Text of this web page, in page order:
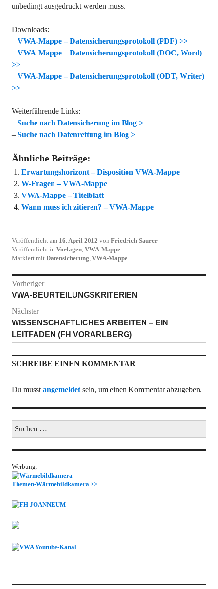
unbedingt ausgedruckt werden muss.
Downloads:
– VWA-Mappe – Datensicherungsprotokoll (PDF) >>
– VWA-Mappe – Datensicherungsprotokoll (DOC, Word)
>>
– VWA-Mappe – Datensicherungsprotokoll (ODT, Writer)
>>
Weiterführende Links:
– Suche nach Datensicherung im Blog >
– Suche nach Datenrettung im Blog >
Ähnliche Beiträge:
Erwartungshorizont – Disposition VWA-Mappe
W-Fragen – VWA-Mappe
VWA-Mappe – Titelblatt
Wann muss ich zitieren? – VWA-Mappe
Veröffentlicht am 16. April 2012 von Friedrich Saurer
Veröffentlicht in Vorlagen, VWA-Mappe
Markiert mit Datensicherung, VWA-Mappe
Beitragsnavigation
Vorheriger
Vorheriger
Beitrag:
VWA-BEURTEILUNGSKRITERIEN
Nächster
Nächster
Beitrag:
WISSENSCHAFTLICHES ARBEITEN – EIN
LEITFADEN (FH VORARLBERG)
SCHREIBE EINEN KOMMENTAR
Du musst angemeldet sein, um einen Kommentar abzugeben.
nach:
Werbung:
Themen-Wärmebildkamera >>